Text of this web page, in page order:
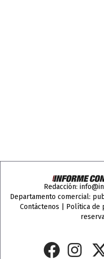
Redacción:
Departamento comercial:
Contáctenos
Política de